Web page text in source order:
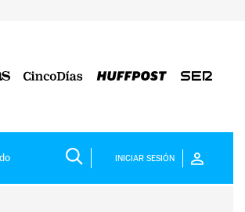
INICIAR SESIÓN